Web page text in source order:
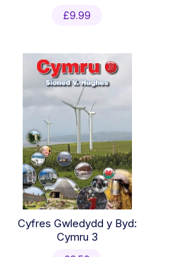
£9.99
Cyfres Gwledydd y Byd:
Cymru 3